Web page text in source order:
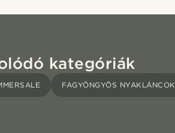
kategóriák
FAGYÖNGYÖS NYAKLÁNCOK